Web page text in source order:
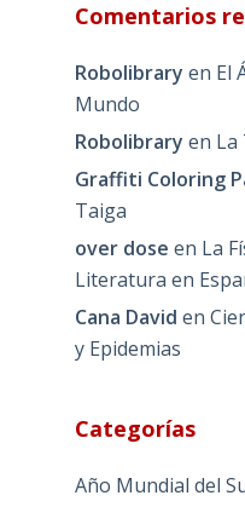
Comentarios
Robolibrary en El
Mundo
Robolibrary en La
Graffiti Coloring
Taiga
over dose en La
Literatura en
Cana David en
y Epidemias
Categorías
Año Mundial del